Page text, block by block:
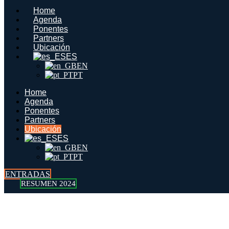
contenido
Home
Agenda
Ponentes
Partners
Ubicación
ES
EN
PT
Home
Agenda
Ponentes
Partners
Ubicación
ES
EN
PT
ENTRADAS
RESUMEN 2024